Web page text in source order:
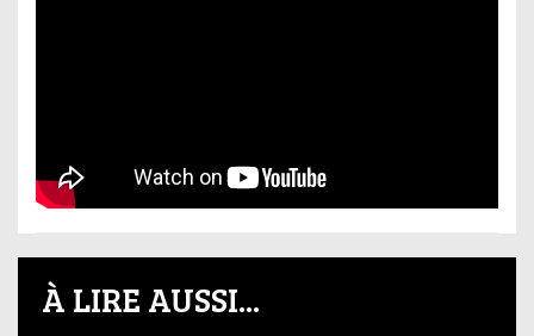
À LIRE AUSSI...